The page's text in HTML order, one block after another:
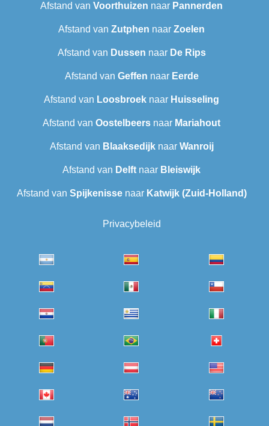
Afstand van Voorthuizen naar Pannerden
Afstand van Zutphen naar Zoelen
Afstand van Dussen naar De Rips
Afstand van Geffen naar Eerde
Afstand van Loosbroek naar Huisseling
Afstand van Oostelbeers naar Mariahout
Afstand van Blaaksedijknaar Wanroij
Afstand van Delft naar Bleiswijk
Afstand van Spijkenissenaar Katwijk (Zuid-Holland)
Privacybeleid